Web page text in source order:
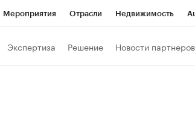
Мероприятия Отрасли Недвижимость
Экспертиза Решение Новости партнеров